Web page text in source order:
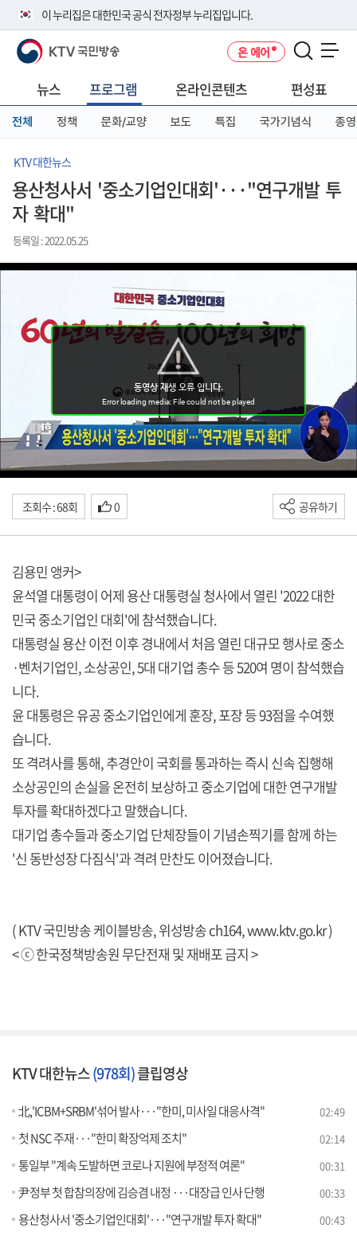
이 누리집은 대한민국 공식 전자정부 누리집입니다.
공식 누리집 주소 확인하기
니다.
이밖에 or.kr 또는 .kr등 다른 도메인 주소를 사용하고 있다면 아래 URL에
서 도메인 주소를 확인해 보세요
KTV 국민방송 온 에어
뉴스 프로그램 온라인콘텐츠 편성표
전체 정책 문화/교양 보도 특집 국가기념식 종영
KTV 대한뉴스
용산청사서 '중소기업인대회'···"연구개발 투
자 확대"
등록일 : 2022.05.25
조회수 : 68회 0 공유하기
김용민 앵커>
윤석열 대통령이 어제 용산 대통령실 청사에서 열린 '2022 대한
민국 중소기업인 대회'에 참석했습니다.
대통령실 용산 이전 이후 경내에서 처음 열린 대규모 행사로 중소
·벤처기업인, 소상공인, 5대 대기업 총수 등 520여 명이 참석했습
니다.
윤 대통령은 유공 중소기업인에게 훈장, 포장 등 93점을 수여했
습니다.
또 격려사를 통해, 추경안이 국회를 통과하는 즉시 신속 집행해
소상공인의 손실을 온전히 보상하고 중소기업에 대한 연구개발
투자를 확대하겠다고 말했습니다.
대기업 총수들과 중소기업 단체장들이 기념손찍기를 함께 하는
'신 동반성장 다짐식'과 격려 만찬도 이어졌습니다.
( KTV 국민방송 케이블방송, 위성방송 ch164,www.ktv.go.kr)
< ⓒ 한국정책방송원 무단전재 및 재배포 금지 >
KTV 대한뉴스(978회)클립영상
北,'ICBM+SRBM'섞어 발사···"한미, 미사일 대응사격" 02:49
첫 NSC 주재···"한미 확장억제 조치" 02:14
통일부 "계속 도발하면 코로나 지원에 부정적 여론" 00:31
尹정부 첫 합참의장에 김승겸 내정 ···대장급 인사 단행 00:33
용산청사서 '중소기업인대회'···"연구개발 투자 확대" 00:43